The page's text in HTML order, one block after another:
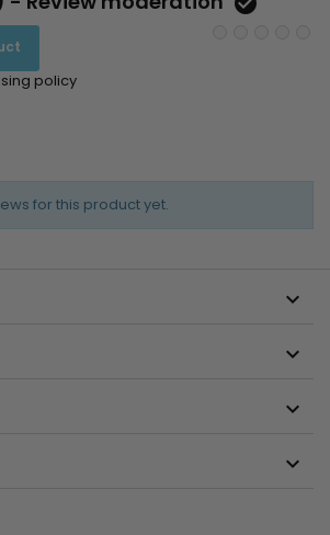
policy
for this product yet.



